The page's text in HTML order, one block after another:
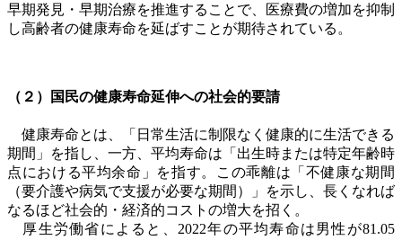
早期発見・早期治療を推進することで、医療費の増加を抑制
し高齢者の健康寿命を延ばすことが期待されている。
（２）国民の健康寿命延伸への社会的要請
健康寿命とは、「日常生活に制限なく健康的に生活できる
期間」を指し、一方、平均寿命は「出生時または特定年齢時
点における平均余命」を指す。この乖離は「不健康な期間
（要介護や病気で支援が必要な期間）」を示し、長くなれば
なるほど社会的・経済的コストの増大を招く。
厚生労働省によると、 2022年の平均寿命は男性が81.05